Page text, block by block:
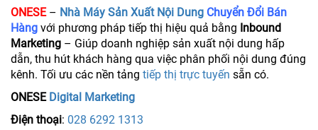
ONESE– Nhà Máy Sản Xuất Nội Dung Chuyển Đổi Bán
Hàng với phương pháp tiếp thị hiệu quả bằng Inbound
Marketing – Giúp doanh nghiệp sản xuất nội dung hấp
dẫn, thu hút khách hàng qua việc phân phối nội dung đúng
kênh. Tối ưu các nền tảng tiếp thị trực tuyến sẵn có.
ONESE Digital Marketing
Điện thoại: 028 6292 1313